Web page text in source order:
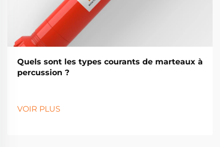
Quels sont les types courants de marteaux à
percussion ?
VOIR PLUS